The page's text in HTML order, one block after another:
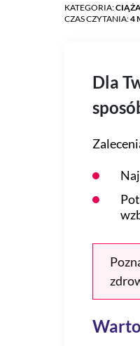
KATEGORIA:
CZAS CZYTANIA:4
Dla